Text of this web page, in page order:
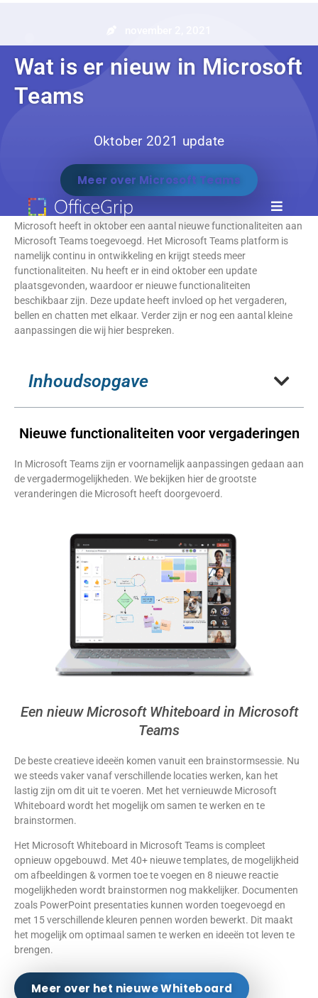
Wat is er nieuw in Microsoft
Teams
Oktober 2021 update
Meer over Microsoft Teams
Microsoft heeft in oktober een aantal nieuwe functionaliteiten aan
Microsoft Teams toegevoegd. Het Microsoft Teams platform is
namelijk continu in ontwikkeling en krijgt steeds meer
functionaliteiten. Nu heeft er in eind oktober een update
plaatsgevonden, waardoor er nieuwe functionaliteiten
beschikbaar zijn. Deze update heeft invloed op het vergaderen,
bellen en chatten met elkaar. Verder zijn er nog een aantal kleine
aanpassingen die wij hier bespreken.
Inhoudsopgave
Nieuwe functionaliteiten voor vergaderingen
In Microsoft Teams zijn er voornamelijk aanpassingen gedaan aan
de vergadermogelijkheden. We bekijken hier de grootste
veranderingen die Microsoft heeft doorgevoerd.
Een nieuw Microsoft Whiteboard in Microsoft
Teams
De beste creatieve ideeën komen vanuit een brainstormsessie. Nu
we steeds vaker vanaf verschillende locaties werken, kan het
lastig zijn om dit uit te voeren. Met het vernieuwde Microsoft
Whiteboard wordt het mogelijk om samen te werken en te
brainstormen.
Het Microsoft Whiteboard in Microsoft Teams is compleet
opnieuw opgebouwd. Met 40+ nieuwe templates, de mogelijkheid
om afbeeldingen & vormen toe te voegen en 8 nieuwe reactie
mogelijkheden wordt brainstormen nog makkelijker. Documenten
zoals PowerPoint presentaties kunnen worden toegevoegd en
met 15 verschillende kleuren pennen worden bewerkt. Dit maakt
het mogelijk om optimaal samen te werken en ideeën tot leven te
brengen.
Meer over het nieuwe Whiteboard